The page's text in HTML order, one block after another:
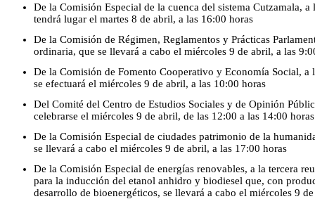
De la Comisión Especial de la cuenca del sistema Cutzamala,
tendrá lugar el martes 8 de abril, a las 16:00 horas
De la Comisión de Régimen, Reglamentos y Prácticas
ordinaria, que se llevará a cabo el miércoles 9 de abril, a las
De la Comisión de Fomento Cooperativo y Economía Social,
se efectuará el miércoles 9 de abril, a las 10:00 horas
Del Comité del Centro de Estudios Sociales y de Opinión
celebrarse el miércoles 9 de abril, de las 12:00 a las 14:00 horas
De la Comisión Especial de ciudades patrimonio de la
se llevará a cabo el miércoles 9 de abril, a las 17:00 horas
De la Comisión Especial de energías renovables, a la tercera
para la inducción del etanol anhidro y biodiesel que, con
desarrollo de bioenergéticos, se llevará a cabo el miércoles 9